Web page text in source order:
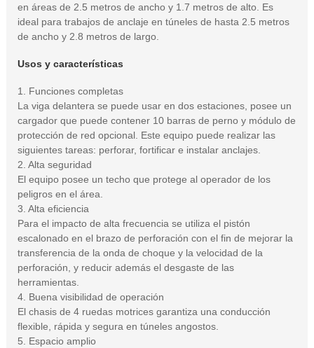
en áreas de 2.5 metros de ancho y 1.7 metros de alto. Es
ideal para trabajos de anclaje en túneles de hasta 2.5 metros
de ancho y 2.8 metros de largo.
Usos y características
1. Funciones completas
La viga delantera se puede usar en dos estaciones, posee un
cargador que puede contener 10 barras de perno y módulo de
protección de red opcional. Este equipo puede realizar las
siguientes tareas: perforar, fortificar e instalar anclajes.
2. Alta seguridad
El equipo posee un techo que protege al operador de los
peligros en el área.
3. Alta eficiencia
Para el impacto de alta frecuencia se utiliza el pistón
escalonado en el brazo de perforación con el fin de mejorar la
transferencia de la onda de choque y la velocidad de la
perforación, y reducir además el desgaste de las
herramientas.
4. Buena visibilidad de operación
El chasis de 4 ruedas motrices garantiza una conducción
flexible, rápida y segura en túneles angostos.
5. Espacio amplio